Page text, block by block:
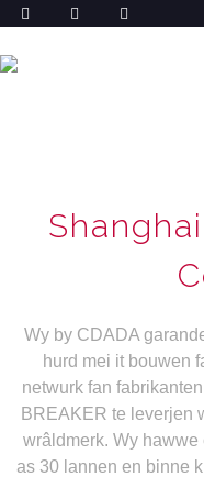
Wy by CDADA
hurd mei it bouwen
netwurk fan
BREAKER te leverjen
wrâldmerk. Wy hawwe
as 30 lannen en binne